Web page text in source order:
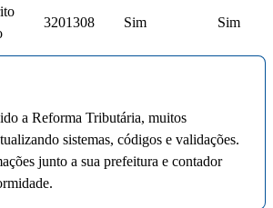
3201308 Sim Sim
a Reforma Tributária, muitos
sistemas, códigos e validações.
junto a sua prefeitura e contador